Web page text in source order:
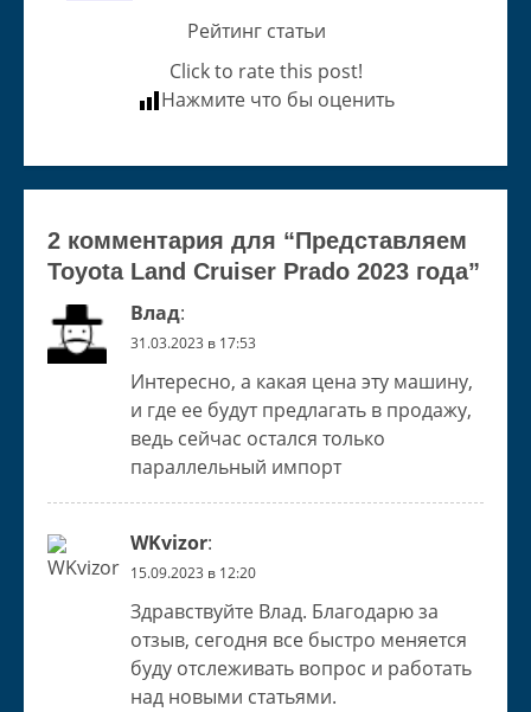
Рейтинг статьи
Click to rate this post!
Нажмите что бы оценить
2 комментария для “Представляем
Toyota Land Cruiser Prado 2023 года”
Влад:
31.03.2023 в 17:53
Интересно, а какая цена эту машину,
и где ее будут предлагать в продажу,
ведь сейчас остался только
параллельный импорт
WKvizor:
15.09.2023 в 12:20
Здравствуйте Влад. Благодарю за
отзыв, сегодня все быстро меняется
буду отслеживать вопрос и работать
над новыми статьями.